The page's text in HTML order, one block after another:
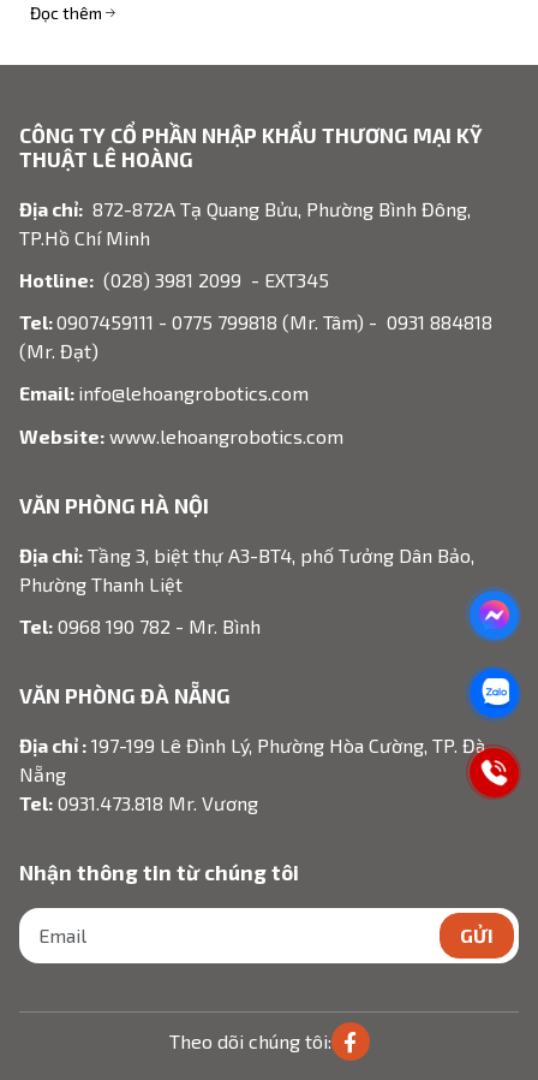
cung cấp giải pháp robot ngân hàng.
Đọc thêm
CÔNG TY CỔ PHẦN NHẬP KHẨU THƯƠNG MẠI KỸ
THUẬT LÊ HOÀNG
Địa chỉ: 872-872A Tạ Quang Bửu, Phường Bình Đông,
TP.Hồ Chí Minh
Hotline: (028) 3981 2099 - EXT345
Tel:0907459111 - 0775 799818 (Mr. Tâm) - 0931 884818
(Mr. Đạt)
Email: info@lehoangrobotics.com
Website: www.lehoangrobotics.com
VĂN PHÒNG HÀ NỘI
Địa chỉ: Tầng 3, biệt thự A3-BT4, phố Tưởng Dân Bảo,
Phường Thanh Liệt
Tel: 0968 190 782 - Mr. Bình
VĂN PHÒNG ĐÀ NẴNG
Địa chỉ : 197-199 Lê Đình Lý, Phường Hòa Cường, TP. Đà
Nẵng
Tel: 0931.473.818 Mr. Vương
Nhận thông tin từ chúng tôi
GỬI
Theo dõi chúng tôi: